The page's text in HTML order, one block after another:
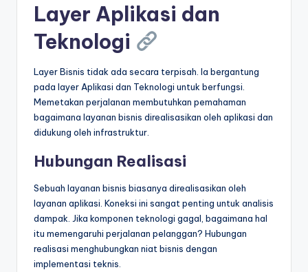
Layer Aplikasi dan
Teknologi
Layer Bisnis tidak ada secara terpisah. Ia bergantung
pada layer Aplikasi dan Teknologi untuk berfungsi.
Memetakan perjalanan membutuhkan pemahaman
bagaimana layanan bisnis direalisasikan oleh aplikasi dan
didukung oleh infrastruktur.
Hubungan Realisasi
Sebuah layanan bisnis biasanya direalisasikan oleh
layanan aplikasi. Koneksi ini sangat penting untuk analisis
dampak. Jika komponen teknologi gagal, bagaimana hal
itu memengaruhi perjalanan pelanggan? Hubungan
realisasi menghubungkan niat bisnis dengan
implementasi teknis.